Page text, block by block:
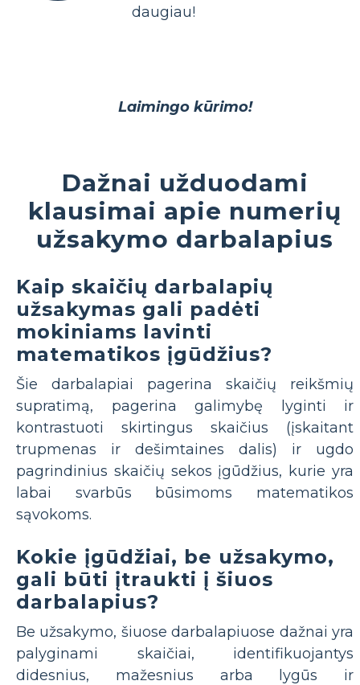
daugiau!
Laimingo kūrimo!
Dažnai užduodami
klausimai apie numerių
užsakymo darbalapius
Kaip skaičių darbalapių
užsakymas gali padėti
mokiniams lavinti
matematikos įgūdžius?
Šie darbalapiai pagerina skaičių reikšmių
supratimą, pagerina galimybę lyginti ir
kontrastuoti skirtingus skaičius (įskaitant
trupmenas ir dešimtaines dalis) ir ugdo
pagrindinius skaičių sekos įgūdžius, kurie yra
labai svarbūs būsimoms matematikos
sąvokoms.
Kokie įgūdžiai, be užsakymo,
gali būti įtraukti į šiuos
darbalapius?
Be užsakymo, šiuose darbalapiuose dažnai yra
palyginami skaičiai, identifikuojantys
didesnius, mažesnius arba lygūs ir